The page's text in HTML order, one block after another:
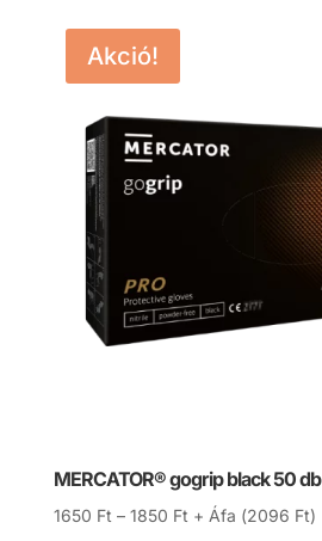
Akció!
MERCATOR® gogrip black 50 db
1650 Ft – 1850 FtÁrtartomány:
+ Áfa (2096 Ft)